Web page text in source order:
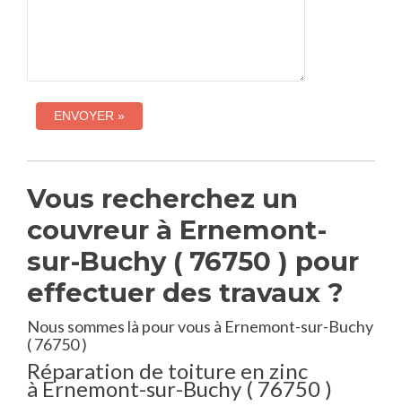
Vous recherchez un
couvreur à Ernemont-
sur-Buchy ( 76750 ) pour
effectuer des travaux ?
Nous sommes là pour vous à Ernemont-sur-Buchy
( 76750 )
Réparation de toiture en zinc
à Ernemont-sur-Buchy ( 76750 )